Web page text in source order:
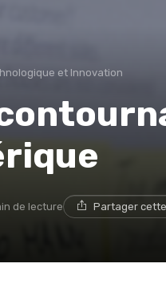
et Innovation
de lecture Partager